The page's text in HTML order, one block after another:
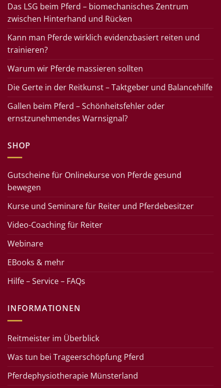
Das LSG beim Pferd – biomechanisches Zentrum
zwischen Hinterhand und Rücken
Kann man Pferde wirklich evidenzbasiert reiten und
trainieren?
Warum wir Pferde massieren sollten
Die Gerte in der Reitkunst – Taktgeber und Balancehilfe
Gallen beim Pferd – Schönheitsfehler oder
ernstzunehmendes Warnsignal?
SHOP
Gutscheine für Onlinekurse von Pferde gesund
bewegen
Kurse und Seminare für Reiter und Pferdebesitzer
Video-Coaching für Reiter
Webinare
EBooks & mehr
Hilfe – Service – FAQs
INFORMATIONEN
Reitmeister im Überblick
Was tun bei Trageerschöpfung Pferd
Pferdephysiotherapie Münsterland